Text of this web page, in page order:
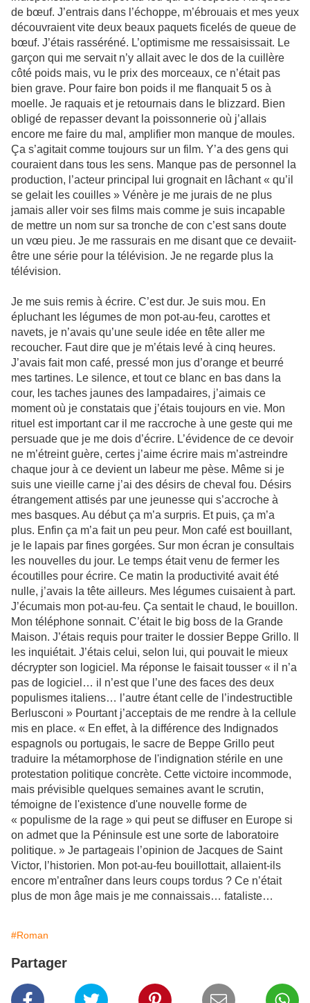
de bœuf. J’entrais dans l’échoppe, m’ébrouais et mes yeux
découvraient vite deux beaux paquets ficelés de queue de
bœuf. J’étais rasséréné. L’optimisme me ressaisissait. Le
garçon qui me servait n’y allait avec le dos de la cuillère
côté poids mais, vu le prix des morceaux, ce n’était pas
bien grave. Pour faire bon poids il me flanquait 5 os à
moelle. Je raquais et je retournais dans le blizzard. Bien
obligé de repasser devant la poissonnerie où j’allais
encore me faire du mal, amplifier mon manque de moules.
Ça s’agitait comme toujours sur un film. Y’a des gens qui
couraient dans tous les sens. Manque pas de personnel la
production, l’acteur principal lui grognait en lâchant « qu’il
se gelait les couilles » Vénère je me jurais de ne plus
jamais aller voir ses films mais comme je suis incapable
de mettre un nom sur sa tronche de con c’est sans doute
un vœu pieu. Je me rassurais en me disant que ce devaiit-
être une série pour la télévision. Je ne regarde plus la
télévision.
Je me suis remis à écrire. C’est dur. Je suis mou. En
épluchant les légumes de mon pot-au-feu, carottes et
navets, je n’avais qu’une seule idée en tête aller me
recoucher. Faut dire que je m’étais levé à cinq heures.
J’avais fait mon café, pressé mon jus d’orange et beurré
mes tartines. Le silence, et tout ce blanc en bas dans la
cour, les taches jaunes des lampadaires, j’aimais ce
moment où je constatais que j’étais toujours en vie. Mon
rituel est important car il me raccroche à une geste qui me
persuade que je me dois d’écrire. L’évidence de ce devoir
ne m’étreint guère, certes j’aime écrire mais m’astreindre
chaque jour à ce devient un labeur me pèse. Même si je
suis une vieille carne j’ai des désirs de cheval fou. Désirs
étrangement attisés par une jeunesse qui s’accroche à
mes basques. Au début ça m’a surpris. Et puis, ça m’a
plus. Enfin ça m’a fait un peu peur. Mon café est bouillant,
je le lapais par fines gorgées. Sur mon écran je consultais
les nouvelles du jour. Le temps était venu de fermer les
écoutilles pour écrire. Ce matin la productivité avait été
nulle, j’avais la tête ailleurs. Mes légumes cuisaient à part.
J’écumais mon pot-au-feu. Ça sentait le chaud, le bouillon.
Mon téléphone sonnait. C’était le big boss de la Grande
Maison. J’étais requis pour traiter le dossier Beppe Grillo. Il
les inquiétait. J’étais celui, selon lui, qui pouvait le mieux
décrypter son logiciel. Ma réponse le faisait tousser « il n’a
pas de logiciel… il n’est que l’une des faces des deux
populismes italiens… l’autre étant celle de l’indestructible
Berlusconi » Pourtant j’acceptais de me rendre à la cellule
mis en place. « En effet, à la différence des Indignados
espagnols ou portugais, le sacre de Beppe Grillo peut
traduire la métamorphose de l'indignation stérile en une
protestation politique concrète. Cette victoire incommode,
mais prévisible quelques semaines avant le scrutin,
témoigne de l'existence d'une nouvelle forme de
« populisme de la rage » qui peut se diffuser en Europe si
on admet que la Péninsule est une sorte de laboratoire
politique. » Je partageais l’opinion de Jacques de Saint
Victor, l’historien. Mon pot-au-feu bouillottait, allaient-ils
encore m’entraîner dans leurs coups tordus ? Ce n’était
plus de mon âge mais je me connaissais… fataliste…
#Roman
Partager